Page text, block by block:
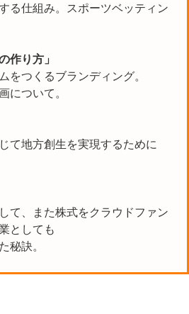
る仕組み。スポーツベッティン
作り方」
をつくるブランディング。
について。
て地方創生を実現するために
て、また株式をクラウドファン
としても
秘訣。